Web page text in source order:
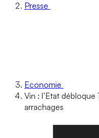
Presse
Economie
Vin : l’Etat
arrachages